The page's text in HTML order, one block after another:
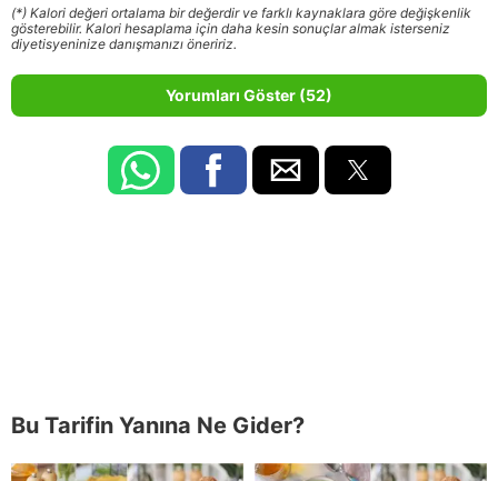
(*) Kalori değeri ortalama bir değerdir ve farklı kaynaklara göre değişkenlik
gösterebilir. Kalori hesaplama için daha kesin sonuçlar almak isterseniz
diyetisyeninize danışmanızı öneririz.
Yorumları Göster (52)
Bu Tarifin Yanına Ne Gider?